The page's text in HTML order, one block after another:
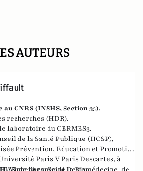
AUTEURS
au CNRS (INSHS,Section 35).
recherches (HDR).
laboratoire du CERMES3.
de la Santé Publique (HCSP),
Prévention, Education et Promotion
Paris V Paris Descartes, à